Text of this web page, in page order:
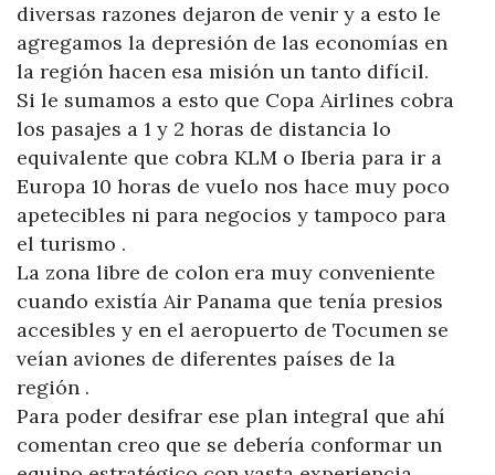
diversas razones dejaron de venir y a esto le
agregamos la depresión de las economías en
la región hacen esa misión un tanto difícil.
Si le sumamos a esto que Copa Airlines cobra
los pasajes a 1 y 2 horas de distancia lo
equivalente que cobra KLM o Iberia para ir a
Europa 10 horas de vuelo nos hace muy poco
apetecibles ni para negocios y tampoco para
el turismo .
La zona libre de colon era muy conveniente
cuando existía Air Panama que tenía presios
accesibles y en el aeropuerto de Tocumen se
veían aviones de diferentes países de la
región .
Para poder desifrar ese plan integral que ahí
comentan creo que se debería conformar un